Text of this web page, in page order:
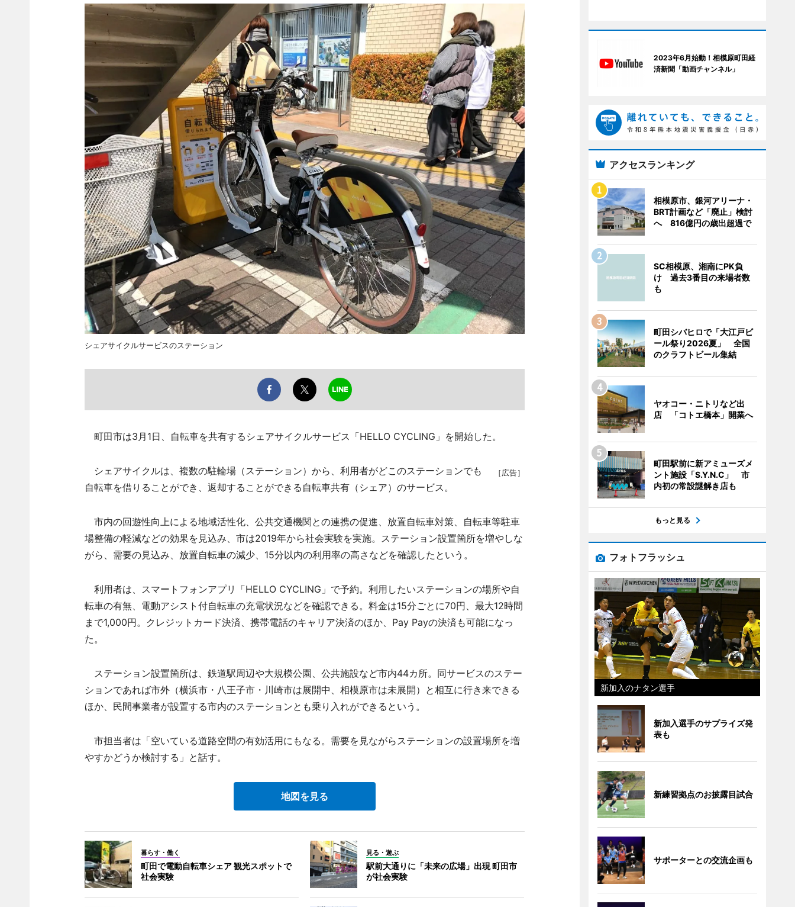
シェアサイクルサービスのステーション
町田市は3月1日、自転車を共有するシェアサイクルサービス「HELLO CYCLING」を開始した。
［広告］
シェアサイクルは、複数の駐輪場（ステーション）から、利用者がどこのステーションでも
自転車を借りることができ、返却することができる自転車共有（シェア）のサービス。
市内の回遊性向上による地域活性化、公共交通機関との連携の促進、放置自転車対策、自転車等駐車
場整備の軽減などの効果を見込み、市は2019年から社会実験を実施。ステーション設置箇所を増やしな
がら、需要の見込み、放置自転車の減少、15分以内の利用率の高さなどを確認したという。
利用者は、スマートフォンアプリ「HELLO CYCLING」で予約。利用したいステーションの場所や自
転車の有無、電動アシスト付自転車の充電状況などを確認できる。料金は15分ごとに70円、最大12時間
まで1,000円。クレジットカード決済、携帯電話のキャリア決済のほか、Pay Payの決済も可能になっ
た。
ステーション設置箇所は、鉄道駅周辺や大規模公園、公共施設など市内44カ所。同サービスのステー
ションであれば市外（横浜市・八王子市・川崎市は展開中、相模原市は未展開）と相互に行き来できる
ほか、民間事業者が設置する市内のステーションとも乗り入れができるという。
市担当者は「空いている道路空間の有効活用にもなる。需要を見ながらステーションの設置場所を増
やすかどうか検討する」と話す。
地図を見る
暮らす・働く
町田で電動自転車シェア 観光スポットで
社会実験
見る・遊ぶ
駅前大通りに「未来の広場」出現 町田市
が社会実験
2023年6月始動！相模原町田経
済新聞「動画チャンネル」
アクセスランキング
相模原市、銀河アリーナ・
BRT計画など「廃止」検討
へ 816億円の歳出超過で
SC相模原、湘南にPK負
け 過去3番目の来場者数
も
町田シバヒロで「大江戸ビ
ール祭り2026夏」 全国
のクラフトビール集結
ヤオコー・ニトリなど出
店 「コトエ橋本」開業へ
町田駅前に新アミューズメ
ント施設「S.Y.N.C」 市
内初の常設謎解き店も
もっと見る
フォトフラッシュ
新加入のナタン選手
新加入選手のサプライズ発
表も
新練習拠点のお披露目試合
サポーターとの交流企画も